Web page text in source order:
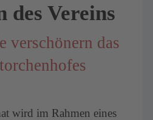
Vereins
verschönern das
wird im Rahmen eines